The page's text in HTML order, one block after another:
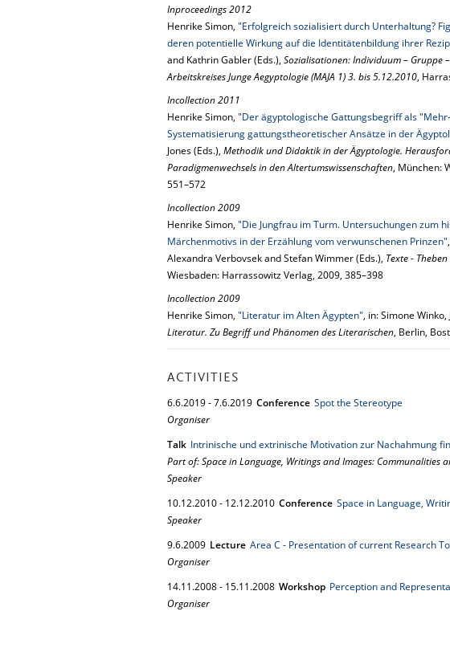
Inproceedings 2012
Henrike Simon, "Erfolgreich sozialisiert durch Unterhaltung?
deren potentielle Wirkung auf die Identitätenbildung ihrer
and Kathrin Gabler (Eds.), Sozialisationen: Individuum – Gruppe
Arbeitskreises Junge Aegyptologie (MAJA 1) 3. bis 5.12.2010,
Incollection 2011
Henrike Simon, "Der ägyptologische Gattungsbegriff als
Systematisierung gattungstheoretischer Ansätze in der
Jones (Eds.), Methodik und Didaktik in der Ägyptologie.
Paradigmenwechsels in den Altertumswissenschaften, München:
551–572
Incollection 2009
Henrike Simon, "Die Jungfrau im Turm. Untersuchungen zum
Märchenmotivs in der Erzählung vom verwunschenen Prinzen"
Alexandra Verbovsek and Stefan Wimmer (Eds.), Texte -
Wiesbaden: Harrassowitz Verlag, 2009, 385–398
Incollection 2009
Henrike Simon, "Literatur im Alten Ägypten", in: Simone
Literatur. Zu Begriff und Phänomen des Literarischen, Berlin,
ACTIVITIES
6.6.2019-7.6.2019 Conference Spot the Stereotype
Organiser
Talk Intrinische und extrinische Motivation zur Nachahmung
Part of: Space in Language, Writings and Images: Communalities
Speaker
10.12.2010- 12.12.2010 Conference Space in Language,
Speaker
9.6.2009 Lecture Area C - Presentation of current Research
Organiser
14.11.2008- 15.11.2008 Workshop Perception and
Organiser